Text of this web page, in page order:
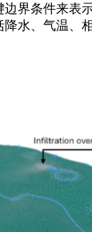
界条件来
水、气温